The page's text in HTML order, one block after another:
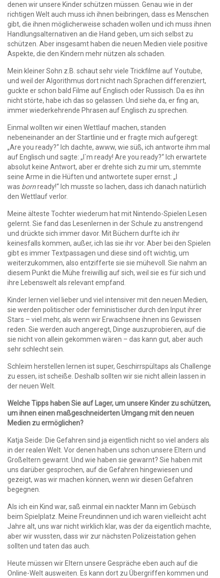
denen wir unsere Kinder schützen müssen. Genau wie in der
richtigen Welt auch muss ich ihnen beibringen, dass es Menschen
gibt, die ihnen möglicherweise schaden wollen und ich muss ihnen
Handlungsalternativen an die Hand geben, um sich selbst zu
schützen. Aber insgesamt haben die neuen Medien viele positive
Aspekte, die den Kindern mehr nützen als schaden.
Mein kleiner Sohn z.B. schaut sehr viele Trickfilme auf Youtube,
und weil der Algorithmus dort nicht nach Sprachen differenziert,
guckte er schon bald Filme auf Englisch oder Russisch. Da es ihn
nicht störte, habe ich das so gelassen. Und siehe da, er fing an,
immer wiederkehrende Phrasen auf Englisch zu sprechen.
Einmal wollten wir einen Wettlauf machen, standen
nebeneinander an der Startlinie und er fragte mich aufgeregt:
„Are you ready?“ Ich dachte, awww, wie süß, ich antworte ihm mal
auf Englisch und sagte: „I`m ready! Are you ready?“ Ich erwartete
absolut keine Antwort, aber er drehte sich zu mir um, stemmte
seine Arme in die Hüften und antwortete super ernst: „I
was bornready!“ Ich musste so lachen, dass ich danach natürlich
den Wettlauf verlor.
Meine älteste Tochter wiederum hat mit Nintendo-Spielen Lesen
gelernt. Sie fand das Lesenlernen in der Schule zu anstrengend
und drückte sich immer davor. Mit Büchern durfte ich ihr
keinesfalls kommen, außer, ich las sie ihr vor. Aber bei den Spielen
gibt es immer Textpassagen und diese sind oft wichtig, um
weiterzukommen, also entzifferte sie sie mühevoll. Sie nahm an
diesem Punkt die Mühe freiwillig auf sich, weil sie es für sich und
ihre Lebenswelt als relevant empfand.
Kinder lernen viel lieber und viel intensiver mit den neuen Medien,
sie werden politischer oder feministischer durch den Input ihrer
Stars – viel mehr, als wenn wir Erwachsene ihnen ins Gewissen
reden. Sie werden auch angeregt, Dinge auszuprobieren, auf die
sie nicht von allein gekommen wären – das kann gut, aber auch
sehr schlecht sein.
Schleim herstellen lernen ist super, Geschirrspültaps als Challenge
zu essen, ist scheiße. Deshalb sollten wir sie nicht allein lassen in
der neuen Welt.
Welche Tipps haben Sie auf Lager, um unsere Kinder zu schützen,
um ihnen einen maßgeschneiderten Umgang mit den neuen
Medien zu ermöglichen?
Katja Seide: Die Gefahren sind ja eigentlich nicht so viel anders als
in der realen Welt. Vor denen haben uns schon unsere Eltern und
Großeltern gewarnt. Und wie haben sie gewarnt? Sie haben mit
uns darüber gesprochen, auf die Gefahren hingewiesen und
gezeigt, was wir machen können, wenn wir diesen Gefahren
begegnen.
Als ich ein Kind war, saß einmal ein nackter Mann im Gebüsch
beim Spielplatz. Meine Freundinnen und ich waren vielleicht acht
Jahre alt, uns war nicht wirklich klar, was der da eigentlich machte,
aber wir wussten, dass wir zur nächsten Polizeistation gehen
sollten und taten das auch.
Heute müssen wir Eltern unsere Gespräche eben auch auf die
Online-Welt ausweiten. Es kann dort zu Übergriffen kommen und